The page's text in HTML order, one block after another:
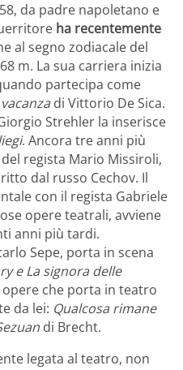
da padre napoletano e
ha recentemente
al segno zodiacale del
m. La sua carriera inizia
partecipa come
di Vittorio De Sica.
Strehler la inserisce
. Ancora tre anni più
del regista Mario Missiroli,
dal russo Cechov. Il
con il regista Gabriele
opere teatrali, avviene
anni più tardi.
Sepe, porta in scena
e La signora delle
che porta in teatro
da lei: Qualcosa rimane
di Brecht.
legata al teatro, non